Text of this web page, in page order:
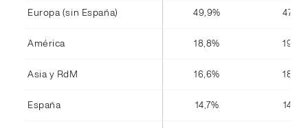
Europa (sin España) 49,9% 47,8%
América 18,8% 19,4%
Asia y RdM 16,6% 18,4%
España 14,7% 14,4%